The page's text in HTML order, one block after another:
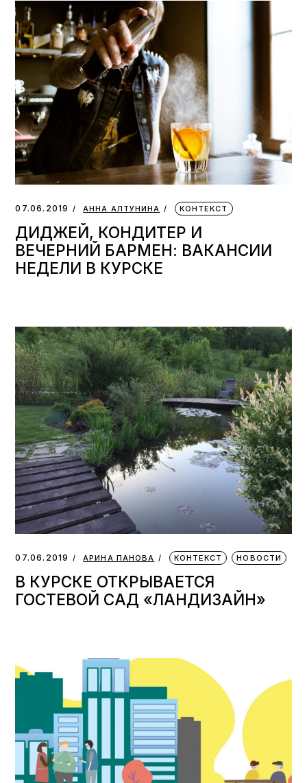
07.06.2019 АННА АЛТУНИНА КОНТЕКСТ
ДИДЖЕЙ, КОНДИТЕР И
ВЕЧЕРНИЙ БАРМЕН: ВАКАНСИИ
НЕДЕЛИ В КУРСКЕ
07.06.2019 АРИНА ПАНОВА КОНТЕКСТ НОВОСТИ
В КУРСКЕ ОТКРЫВАЕТСЯ
ГОСТЕВОЙ САД «ЛАНДИЗАЙН»